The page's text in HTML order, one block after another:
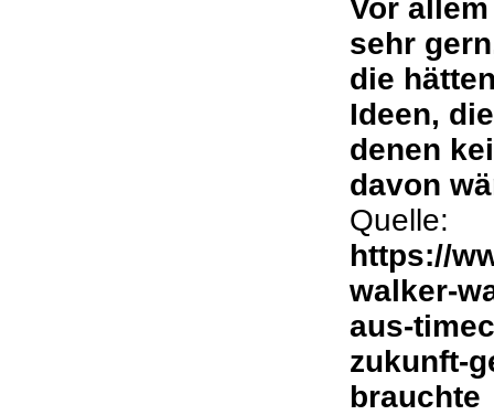
Vor
sehr
die
Ideen,
denen
davon
Quelle:
https://
walker-
aus-
zukunft-
brauchte